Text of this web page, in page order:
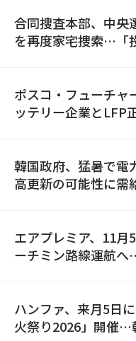
合同捜査本部、中央
を再度家宅捜索…「
ポスコ・フューチャ
ッテリー企業とLFP
韓国政府、猛暑で電
高更新の可能性に需
エアプレミア、11月
ーチミン路線運航
ハンファ、来月5日
火祭り2026」開催…